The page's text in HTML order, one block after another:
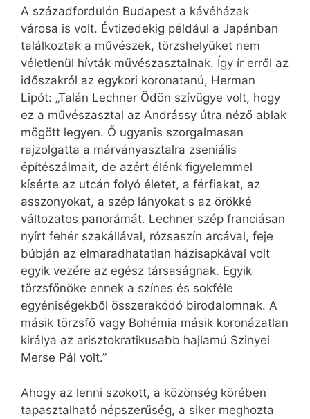
A századfordulón Budapest a kávéházak
városa is volt. Évtizedekig például a Japánban
találkoztak a művészek, törzshelyüket nem
véletlenül hívták művészasztalnak. Így ír erről az
időszakról az egykori koronatanú, Herman
Lipót: „Talán Lechner Ödön szívügye volt, hogy
ez a művészasztal az Andrássy útra néző ablak
mögött legyen. Ő ugyanis szorgalmasan
rajzolgatta a márványasztalra zseniális
építészálmait, de azért élénk figyelemmel
kísérte az utcán folyó életet, a férfiakat, az
asszonyokat, a szép lányokat s az örökké
változatos panorámát. Lechner szép franciásan
nyírt fehér szakállával, rózsaszín arcával, feje
búbján az elmaradhatatlan házisapkával volt
egyik vezére az egész társaságnak. Egyik
törzsfőnöke ennek a színes és sokféle
egyéniségekből összerakódó birodalomnak. A
másik törzsfő vagy Bohémia másik koronázatlan
királya az arisztokratikusabb hajlamú Szinyei
Merse Pál volt.”
Ahogy az lenni szokott, a közönség körében
tapasztalható népszerűség, a siker meghozta